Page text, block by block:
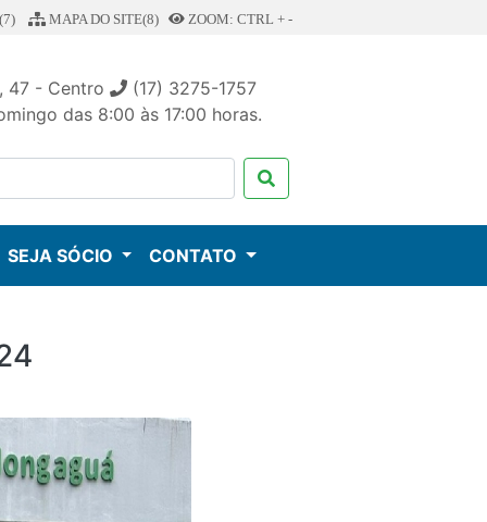
MAPA DO SITE(8) ZOOM: CTRL + -
47 - Centro
(17) 3275-1757
das 8:00 às 17:00 horas.
SEJA SÓCIO CONTATO